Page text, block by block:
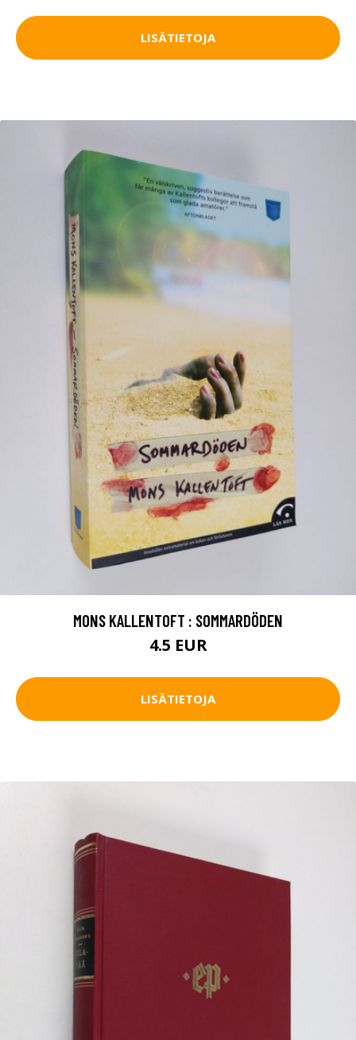
LISÄTIETOJA
MONS KALLENTOFT : SOMMARDÖDEN
4.5 EUR
LISÄTIETOJA